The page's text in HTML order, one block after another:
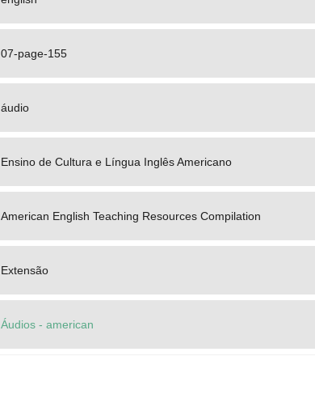
07-page-155
áudio
Ensino de Cultura e Língua Inglês Americano
American English Teaching Resources Compilation
Extensão
Áudios - american